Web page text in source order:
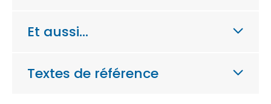
Et aussi…
Textes de référence